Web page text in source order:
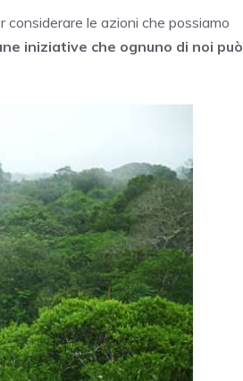
considerare le azioni che possiamo
iniziative che ognuno di noi può